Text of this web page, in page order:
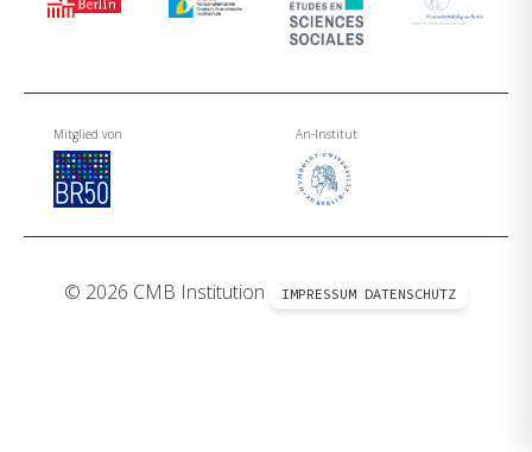
Mitglied von An-Institut
© 2026 CMB Institution IMPRESSUM DATENSCHUTZ